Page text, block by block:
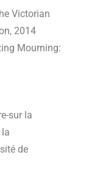
Victorian
2014
Mourning:
sur la
de